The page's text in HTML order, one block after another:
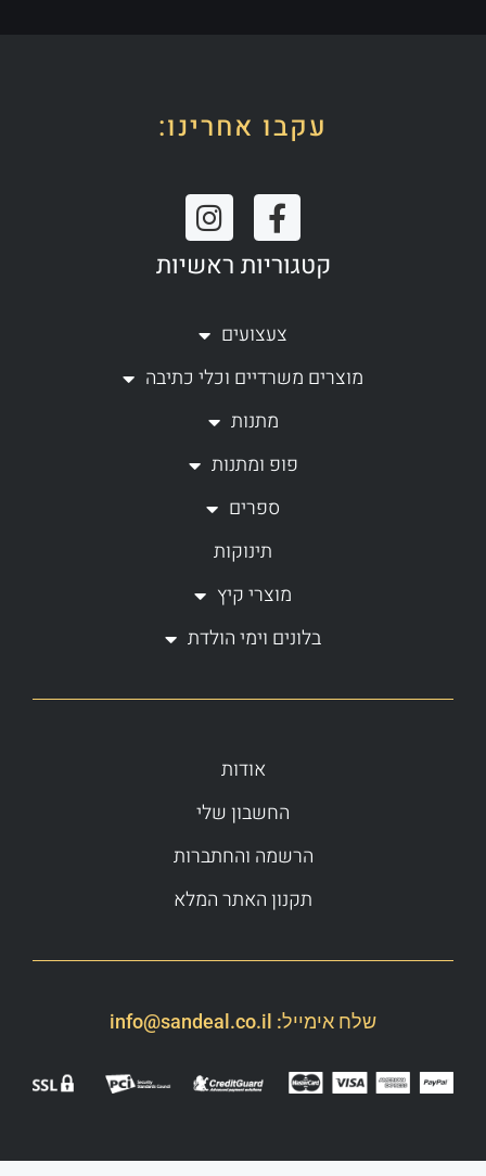
עקבו אחרינו:
F
a
c
b
o
o
k
f
I
n
s
a
r
a
קטגוריות ראשיות
צעצועים
מוצרים משרדיים וכלי כתיבה
מתנות
פופ ומתנות
ספרים
תינוקות
מוצרי קיץ
בלונים וימי הולדת
אודות
החשבון שלי
הרשמה והחתברות
תקנון האתר המלא
שלח אימייל: info@sandeal.co.il